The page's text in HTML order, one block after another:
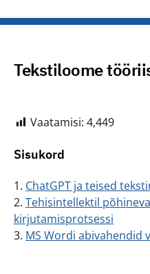
Tekstiloome
Vaatamisi: 4,449
Sisukord
1. ChatGPT ja teised
2. Tehisintellektil
kirjutamisprotsessi
3. MS Wordi abivahendid